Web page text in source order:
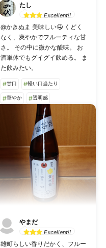
たし
Excellent!!
@かきぬま 美味しい🤤 くどく
なく、爽やかでフルーティな甘
さ。 その中に微かな酸味。 お
酒単体でもグイグイ飲める。 ま
た飲みたい。
#甘口 #軽い口当たり
#華やか #透明感
するする飲める
日本酒初心者に
フルーティー
投稿日：7月8日
荷札酒 加茂錦 黄水仙 純米大吟醸 生
加茂錦酒造株式会社（新潟県）
やまだ
Excellent!!
雄町らしい香りだかく、フルー